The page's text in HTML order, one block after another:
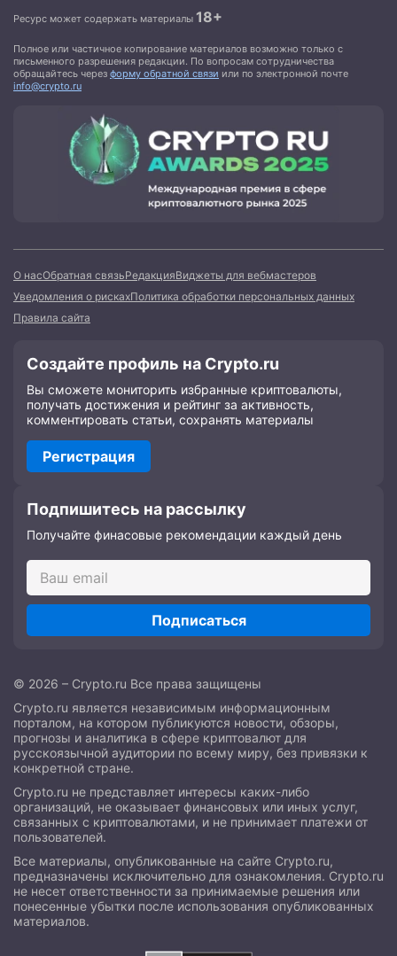
Ресурс может содержать материалы 18+
Полное или частичное копирование материалов возможно только с
письменного разрешения редакции. По вопросам сотрудничества
обращайтесь через форму обратной связи или по электронной почте
info@crypto.ru
О насОбратная связьРедакцияВиджеты для вебмастеров
Уведомления о рискахПолитика обработки персональных данных
Правила сайта
Создайте профиль на Crypto.ru
Вы сможете мониторить избранные криптовалюты,
получать достижения и рейтинг за активность,
комментировать статьи, сохранять материалы
Регистрация
Подпишитесь на рассылку
Получайте финасовые рекомендации каждый день
Подписаться
© 2026 – Crypto.ru Все права защищены
Crypto.ru является независимым информационным
порталом, на котором публикуются новости, обзоры,
прогнозы и аналитика в сфере криптовалют для
русскоязычной аудитории по всему миру, без привязки к
конкретной стране.
Crypto.ru не представляет интересы каких-либо
организаций, не оказывает финансовых или иных услуг,
связанных с криптовалютами, и не принимает платежи от
пользователей.
Все материалы, опубликованные на сайте Crypto.ru,
предназначены исключительно для ознакомления. Crypto.ru
не несет ответственности за принимаемые решения или
понесенные убытки после использования опубликованных
материалов.